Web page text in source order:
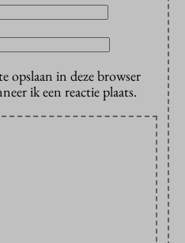
opslaan in deze browser
ik een reactie plaats.